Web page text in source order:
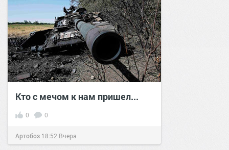
Кто с мечом к нам пришел...
0 0
Артобоз 18:52 Вчера